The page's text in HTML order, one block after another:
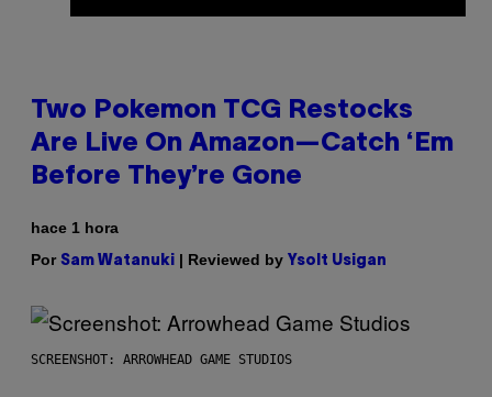
Two Pokemon TCG Restocks
Are Live On Amazon—Catch ‘Em
Before They’re Gone
hace 1 hora
Por Sam Watanuki | Reviewed by Ysolt Usigan
SCREENSHOT: ARROWHEAD GAME STUDIOS